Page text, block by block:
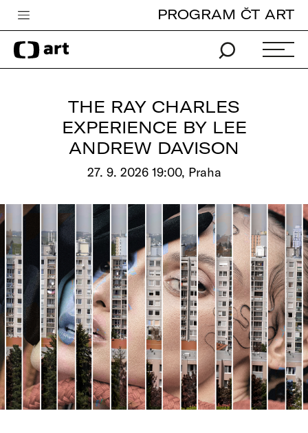
Česká televize
Zpravodajství
edu
Vše o ČT
PROGRAM ČT ART
THE RAY CHARLES
EXPERIENCE BY LEE
ANDREW DAVISON
27. 9. 2026 19:00, Praha